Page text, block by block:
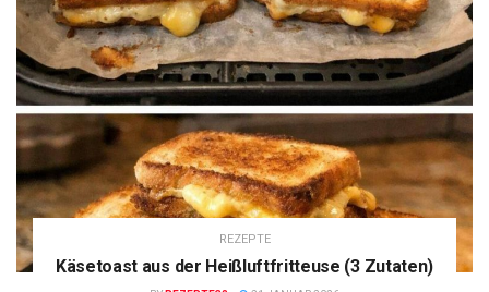
REZEPTE
Käsetoast aus der Heißluftfritteuse (3 Zutaten)